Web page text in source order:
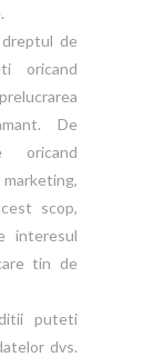
de
oricand
De
oricand
scop,
interesul
tin de
puteti
dvs.